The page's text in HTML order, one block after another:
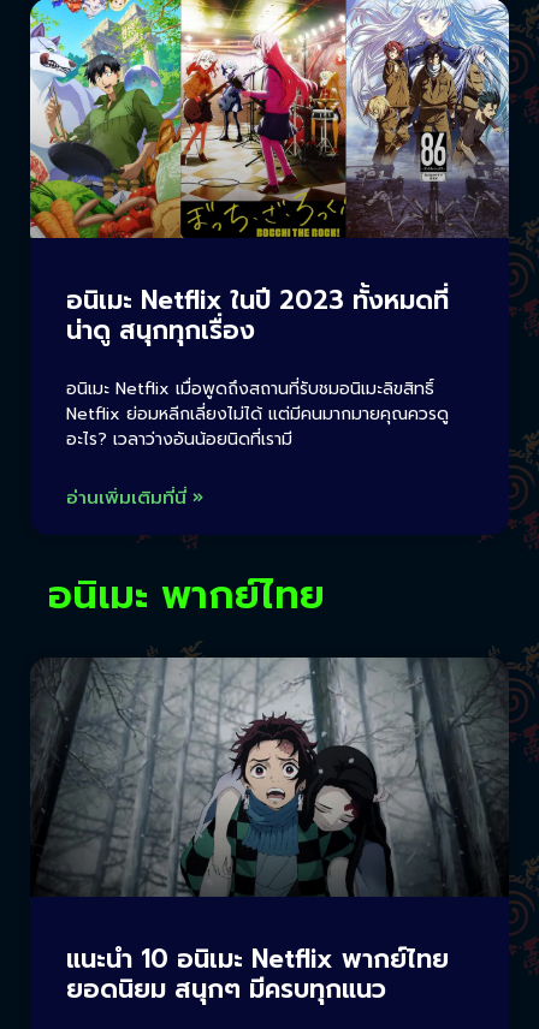
อนิเมะ Netflix ในปี 2023 ทั้งหมดที่
น่าดู สนุกทุกเรื่อง
อนิเมะ Netflix เมื่อพูดถึงสถานที่รับชมอนิเมะลิขสิทธิ์
Netflix ย่อมหลีกเลี่ยงไม่ได้ แต่มีคนมากมายคุณควรดู
อะไร? เวลาว่างอันน้อยนิดที่เรามี
อ่านเพิ่มเติมที่นี่ »
อนิเมะ พากย์ไทย
แนะนำ 10 อนิเมะ Netflix พากย์ไทย
ยอดนิยม สนุกๆ มีครบทุกแนว